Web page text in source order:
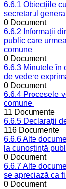
6.6.1 Obiecțiile
secretarul
0 Document
6.6.2 Informații
public care
comunei
0 Document
6.6.3 Minutele în
de vedere
0 Document
6.6.4 Procesele-
comunei
11 Documente
6.6.5 Declarații
116 Documente
6.6.6 Alte
la cunoștință
0 Document
6.6.7 Alte
se apreciază ca
0 Document